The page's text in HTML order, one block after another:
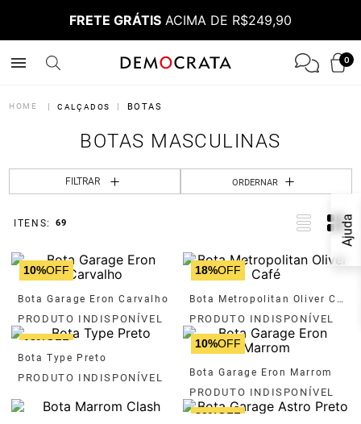
FRETE GRÁTIS ACIMA DE R$249,90
0
Ajuda
CALÇADOS BOTAS
BOTAS MASCULINAS
FILTRAR ORDERNAR
69
10%OFF
Bota Garage Eron Carvalho
18%OFF
Bota Metropolitan Oliver Café
13%OFF
Bota Type Preto
10%OFF
Bota Garage Eron Marrom
20%OFF